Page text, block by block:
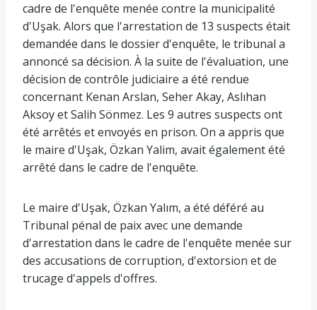
cadre de l'enquête menée contre la municipalité
d'Uşak. Alors que l'arrestation de 13 suspects était
demandée dans le dossier d'enquête, le tribunal a
annoncé sa décision. À la suite de l'évaluation, une
décision de contrôle judiciaire a été rendue
concernant Kenan Arslan, Seher Akay, Aslıhan
Aksoy et Salih Sönmez. Les 9 autres suspects ont
été arrêtés et envoyés en prison. On a appris que
le maire d'Uşak, Özkan Yalim, avait également été
arrêté dans le cadre de l'enquête.
Le maire d'Uşak, Özkan Yalım, a été déféré au
Tribunal pénal de paix avec une demande
d'arrestation dans le cadre de l'enquête menée sur
des accusations de corruption, d'extorsion et de
trucage d'appels d'offres.